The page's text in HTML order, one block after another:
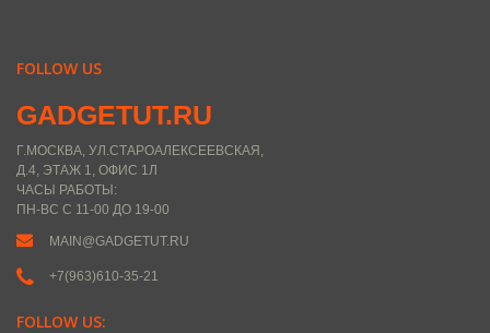
FOLLOW US
GADGETUT.RU
Г.МОСКВА, УЛ.СТАРОАЛЕКСЕЕВСКАЯ,
Д.4, ЭТАЖ 1, ОФИС 1Л
ЧАСЫ РАБОТЫ:
ПН-ВС С 11-00 ДО 19-00
MAIN@GADGETUT.RU
+7(963)610-35-21
FOLLOW US: